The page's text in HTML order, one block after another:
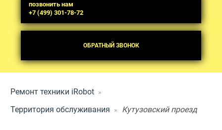
позвонить нам
+7 (499) 301-78-72
ОБРАТНЫЙ ЗВОНОК
Ремонт техники iRobot
Территория обслуживания
Кутузовский проезд